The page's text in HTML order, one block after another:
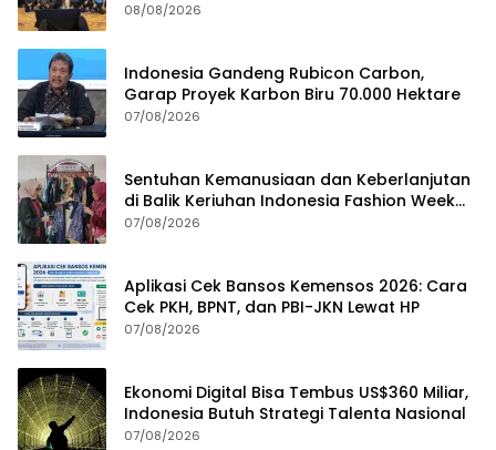
08/08/2026
Indonesia Gandeng Rubicon Carbon,
Garap Proyek Karbon Biru 70.000 Hektare
07/08/2026
Sentuhan Kemanusiaan dan Keberlanjutan
di Balik Keriuhan Indonesia Fashion Week
2026
07/08/2026
Aplikasi Cek Bansos Kemensos 2026: Cara
Cek PKH, BPNT, dan PBI-JKN Lewat HP
07/08/2026
Ekonomi Digital Bisa Tembus US$360 Miliar,
Indonesia Butuh Strategi Talenta Nasional
07/08/2026